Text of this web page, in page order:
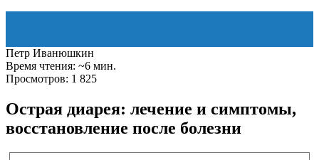
Петр Иванюшкин
Время чтения: ~6 мин.
Просмотров: 1 825
Острая диарея: лечение и симптомы,
восстановление после болезни